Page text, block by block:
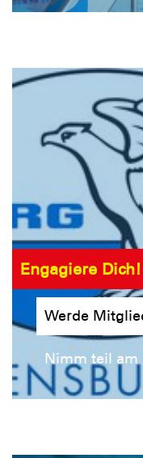
Engagiere Dich!
Werde
Nimm teil am